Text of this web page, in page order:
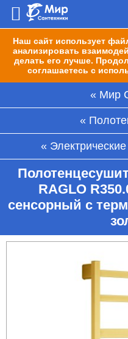
Наш сайт использует
анализировать
делать его лучше.
соглашаетесь с
Мир
RAGLO
сенсорный с